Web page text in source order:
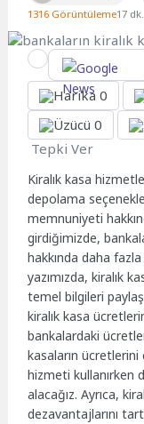
1316 Görüntüleme17 dk.
0
0
Tepki Ver
Kiralık kasa
depolama
memnuniyeti
girdiğimizde,
hakkında daha
yazımızda, kiralık
temel bilgileri
kiralık kasa
bankalardaki
kasaların
hizmeti kullanırken
alacağız. Ayrıca,
dezavantajlarını